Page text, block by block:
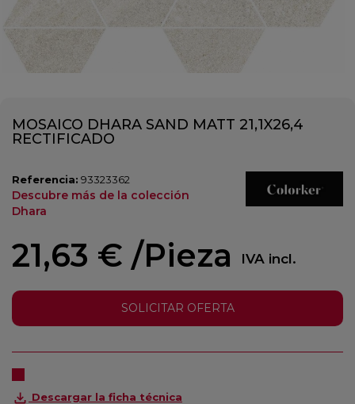
MOSAICO DHARA SAND MATT 21,1X26,4
RECTIFICADO
Referencia: 93323362
Descubre más de la colección
Dhara
21,63 € /Pieza IVA incl.
SOLICITAR OFERTA
Descargar la ficha técnica